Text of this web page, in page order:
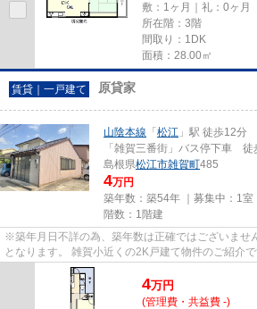
敷：1ヶ月｜礼：0ヶ月
所在階：3階
間取り：1DK
面積：28.00㎡
賃貸｜一戸建て 原貸家
山陰本線 「 松江 」駅 徒歩12分
「雑賀三番街」バス停下車 徒
島根県松江市雑賀町485
4万円
築年数：築54年 ｜募集中： 1室
階数：1階建
※築年月日不詳の為、築年数は正確ではございません ※女性単身者様限定の物
となります。 雑賀小近くの2K戸建て物件のご紹介
されており、快適♪洗面台も...
4万円
(管理費・共益費 -)